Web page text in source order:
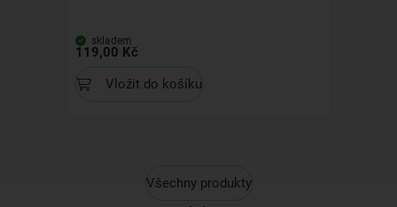
skladem
119,00 Kč
Vložit do košíku
Všechny produkty